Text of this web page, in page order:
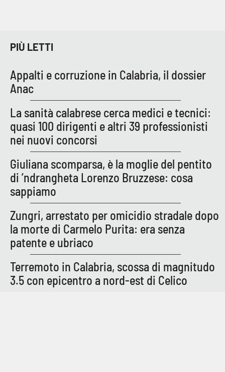
Società
Sport
RUBRICHE
Good Morning Vietnam
Leggendo Alvaro insieme
Le perfidie di Antonella Grippo
PIÙ LETTI
Appalti e corruzione in Calabria, il dossier
Anac
La sanità calabrese cerca medici e tecnici:
quasi 100 dirigenti e altri 39 professionisti
nei nuovi concorsi
Giuliana scomparsa, è la moglie del pentito
di ’ndrangheta Lorenzo Bruzzese: cosa
sappiamo
Zungri, arrestato per omicidio stradale dopo
la morte di Carmelo Purita: era senza
patente e ubriaco
Terremoto in Calabria, scossa di magnitudo
3.5 con epicentro a nord-est di Celico